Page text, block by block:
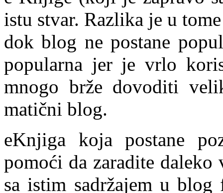
istu stvar. Razlika je u
dok blog ne postane
popularna jer je vrlo
mnogo brže dovoditi
matični blog.
eKnjiga koja postane
pomoći da zaradite
sa istim sadržajem u